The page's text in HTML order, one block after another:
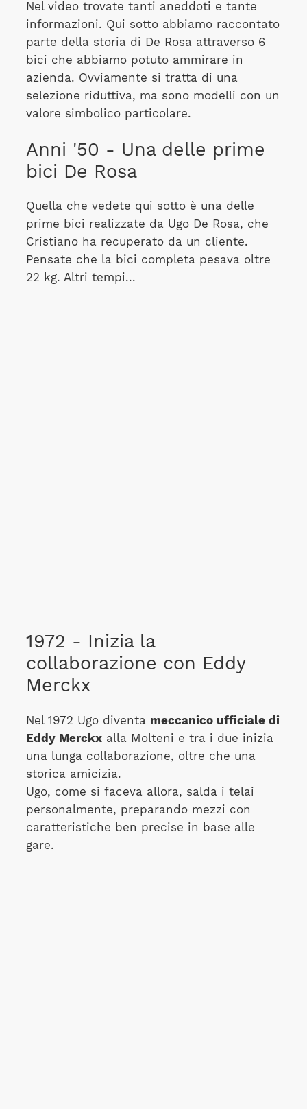
Nel video trovate tanti aneddoti e tante
informazioni. Qui sotto abbiamo raccontato
parte della storia di De Rosa attraverso 6
bici che abbiamo potuto ammirare in
azienda. Ovviamente si tratta di una
selezione riduttiva, ma sono modelli con un
valore simbolico particolare.
Anni '50 - Una delle prime
bici De Rosa
Quella che vedete qui sotto è una delle
prime bici realizzate da Ugo De Rosa, che
Cristiano ha recuperato da un cliente.
Pensate che la bici completa pesava oltre
22 kg. Altri tempi...
1972 - Inizia la
collaborazione con Eddy
Merckx
Nel 1972 Ugo diventa meccanico ufficiale di
Eddy Merckxalla Molteni e tra i due inizia
una lunga collaborazione, oltre che una
storica amicizia.
Ugo, come si faceva allora, salda i telai
personalmente, preparando mezzi con
caratteristiche ben precise in base alle
gare.